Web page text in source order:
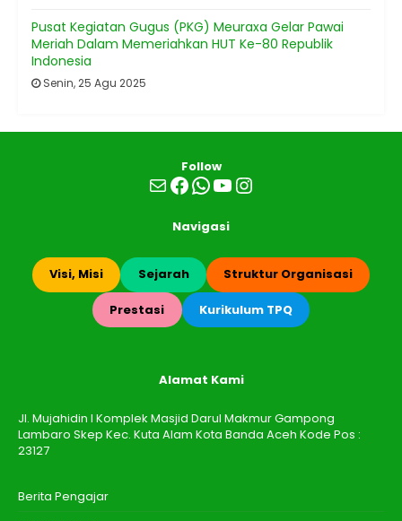
Pusat Kegiatan Gugus (PKG) Meuraxa Gelar Pawai
Meriah Dalam Memeriahkan HUT Ke-80 Republik
Indonesia
Senin, 25 Agu 2025
Follow
MailFacebook
WhatsApp
YouTube
Instagram
Navigasi
Visi, Misi Sejarah Struktur Organisasi
Prestasi Kurikulum TPQ
Alamat Kami
Jl. Mujahidin I Komplek Masjid Darul Makmur Gampong
Lambaro Skep Kec. Kuta Alam Kota Banda Aceh Kode Pos :
23127
Berita Pengajar